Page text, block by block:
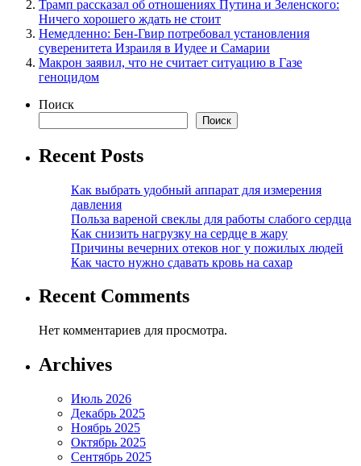
Трамп рассказал об отношениях Путина и Зеленского:
Ничего хорошего ждать не стоит
Немедленно: Бен-Гвир потребовал установления
суверенитета Израиля в Иудее и Самарии
Макрон заявил, что не считает ситуацию в Газе
геноцидом
Поиск
Поиск
Recent Posts
Как выбрать удобный аппарат для измерения
давления
Польза вареной свеклы для работы слабого сердца
Как снизить нагрузку на сердце в жару
Причины вечерних отеков ног у пожилых людей
Как часто нужно сдавать кровь на сахар
Recent Comments
Нет комментариев для просмотра.
Archives
Июль 2026
Декабрь 2025
Ноябрь 2025
Октябрь 2025
Сентябрь 2025